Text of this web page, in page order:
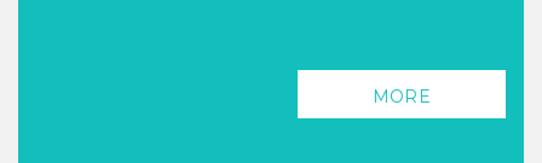
MORE